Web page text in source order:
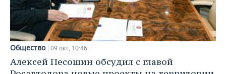
Общество 09 окт, 10:46
Алексей Песошин обсудил с главой